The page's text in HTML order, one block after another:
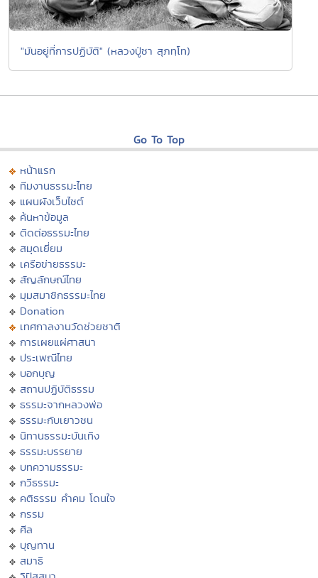
"มันอยู่ที่การปฏิบัติ" (หลวงปู่ชา สุภทฺโท)
Go To Top
หน้าแรก
ทีมงานธรรมะไทย
แผนผังเว็บไซต์
ค้นหาข้อมูล
ติดต่อธรรมะไทย
สมุดเยี่ยม
เครือข่ายธรรมะ
สัญลักษณ์ไทย
มุมสมาชิกธรรมะไทย
Donation
เทศกาลงานวัดช่วยชาติ
การเผยแผ่ศาสนา
ประเพณีไทย
บอกบุญ
สถานปฏิบัติธรรม
ธรรมะจากหลวงพ่อ
ธรรมะกับเยาวชน
นิทานธรรมะบันเทิง
ธรรมะบรรยาย
บทความธรรมะ
กวีธรรมะ
คติธรรม คำคม โดนใจ
กรรม
ศีล
บุญทาน
สมาธิ